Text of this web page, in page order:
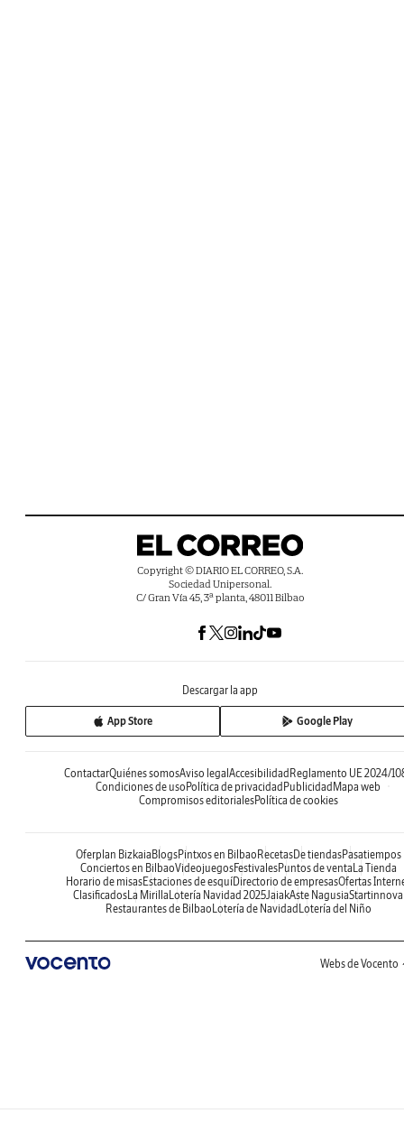
Copyright © DIARIO EL CORREO, S.A.
Sociedad Unipersonal.
C/ Gran Vía 45, 3ª planta, 48011 Bilbao
Descargar la app
App Store Google Play
ContactarQuiénes somosAviso legal Accesibilidad Reglamento UE 2024/
Condiciones de uso Política de privacidad Publicidad Mapa web
Compromisos editorialesPolítica de cookies
Oferplan Bizkaia BlogsPintxos en Bilbao RecetasDe tiendasPasatiempos
Conciertos en BilbaoVideojuegosFestivalesPuntos de venta La Tienda
Horario de misasEstaciones de esquíDirectorio de empresasOfertas
Clasificados La Mirilla Lotería Navidad 2025JaiakAste NagusiaStartinnova
Restaurantes de Bilbao Lotería de Navidad Lotería del Niño
Webs de Vocento